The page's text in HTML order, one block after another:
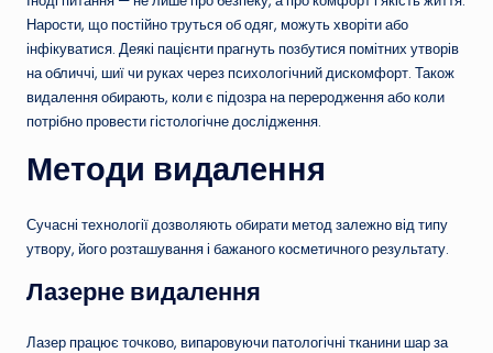
Нарости, що постійно труться об одяг, можуть хворіти або
інфікуватися. Деякі пацієнти прагнуть позбутися помітних утворів
на обличчі, шиї чи руках через психологічний дискомфорт. Також
видалення обирають, коли є підозра на переродження або коли
потрібно провести гістологічне дослідження.
Методи видалення
Сучасні технології дозволяють обирати метод залежно від типу
утвору, його розташування і бажаного косметичного результату.
Лазерне видалення
Лазер працює точково, випаровуючи патологічні тканини шар за